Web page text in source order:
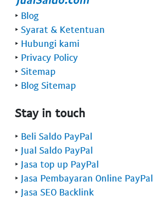
‣ Blog
‣ Syarat & Ketentuan
‣ Hubungi kami
‣ Privacy Policy
‣ Sitemap
‣ Blog Sitemap
Stay in touch
‣ Beli Saldo PayPal
‣ Jual Saldo PayPal
‣ Jasa top up PayPal
‣ Jasa Pembayaran Online PayPal
‣ Jasa SEO Backlink